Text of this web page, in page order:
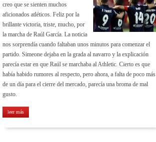
creo que se sienten muchos
aficionados atléticos. Feliz por la
brillante victoria, triste, mucho, por
la marcha de Raúl García. La noticia
nos sorprendía cuando faltaban unos minutos para comenzar el
partido. Simeone dejaba en la grada al navarro y la explicación
parecía estar en que Raúl se marchaba al Athletic. Cierto es que
había habido rumores al respecto, pero ahora, a falta de poco más
de un día para el cierre del mercado, parecía una broma de mal
gusto.
leer más